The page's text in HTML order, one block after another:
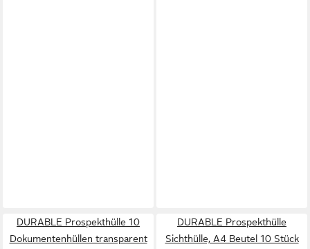
DURABLE Prospekthülle 10
Dokumentenhüllen transparent
DURABLE Prospekthülle
Sichthülle, A4 Beutel 10 Stück